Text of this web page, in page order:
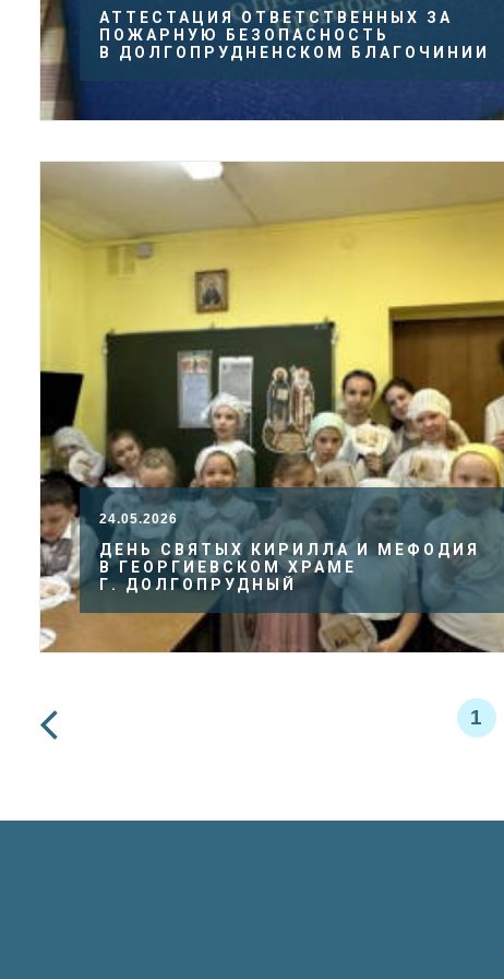
АТТЕСТАЦИЯ ОТВЕТСТВЕННЫХ ЗА
ПОЖАРНУЮ БЕЗОПАСНОСТЬ
В ДОЛГОПРУДНЕНСКОМ БЛАГОЧИНИИ
24.05.2026
ДЕНЬ СВЯТЫХ КИРИЛЛА И МЕФОДИЯ
В ГЕОРГИЕВСКОМ ХРАМЕ
Г. ДОЛГОПРУДНЫЙ
1